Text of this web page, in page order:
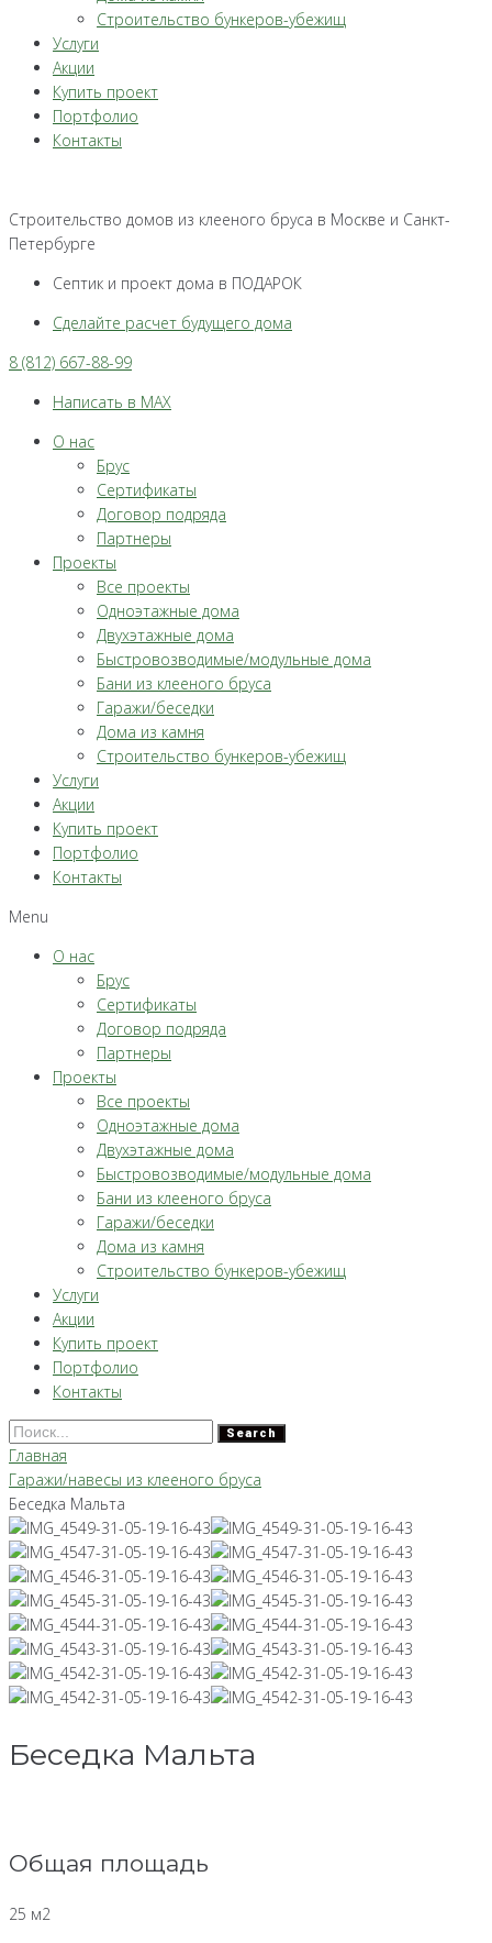
Строительство бункеров-убежищ
Услуги
Акции
Купить проект
Портфолио
Контакты
Строительство домов из клееного бруса в Москве и Санкт-
Петербурге
Септик и проект дома в ПОДАРОК
Сделайте расчет будущего дома
8 (812) 667-88-99
Написать в MAX
О нас
Брус
Сертификаты
Договор подряда
Партнеры
Проекты
Все проекты
Одноэтажные дома
Двухэтажные дома
Быстровозводимые/модульные дома
Бани из клееного бруса
Гаражи/беседки
Дома из камня
Строительство бункеров-убежищ
Услуги
Акции
Купить проект
Портфолио
Контакты
Menu
О нас
Брус
Сертификаты
Договор подряда
Партнеры
Проекты
Все проекты
Одноэтажные дома
Двухэтажные дома
Быстровозводимые/модульные дома
Бани из клееного бруса
Гаражи/беседки
Дома из камня
Строительство бункеров-убежищ
Услуги
Акции
Купить проект
Портфолио
Контакты
Search
Главная
Гаражи/навесы из клееного бруса
Беседка Мальта
Беседка Мальта
Общая площадь
25 м2